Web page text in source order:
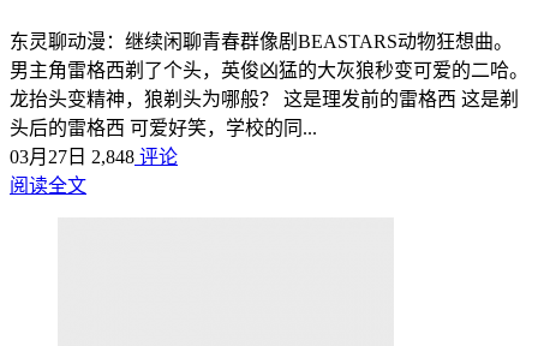
东灵聊动漫：继续闲聊青春群像剧BEASTARS动物狂想曲。
男主角雷格西剃了个头，英俊凶猛的大灰狼秒变可爱的二哈。
龙抬头变精神，狼剃头为哪般？ 这是理发前的雷格西 这是剃
头后的雷格西 可爱好笑，学校的同...
03月27日 2,848 评论
阅读全文